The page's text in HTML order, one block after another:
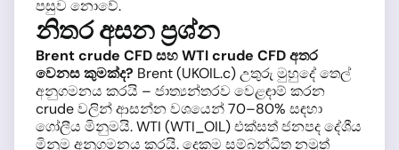
පසුව නොවේ.
නිතර අසන ප්‍රශ්න
Brent crude CFD සහ WTI crude CFD අතර
වෙනස කුමක්ද? Brent (UKOIL.c) උතුරු මුහුදේ තෙල්
අනුගමනය කරයි – ජාත්‍යන්තරව වෙළඳාම් කරන
crude වලින් ආසන්න වශයෙන් 70–80% සඳහා
ගෝලීය මිනුමයි. WTI (WTI_OIL) එක්සත් ජනපද දේශීය
මිනුම අනුගමනය කරයි. දෙකම සම්බන්ධිත නමුත්